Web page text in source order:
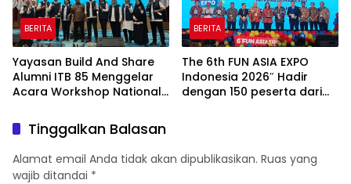
BERITA
Yayasan Build And Share
Alumni ITB 85 Menggelar
Acara Workshop National
2026 & Dibuka Resmi
Pramono Anung (Gubernur
DKI Jakarta)
BERITA
The 6th FUN ASIA EXPO
Indonesia 2026″ Hadir
dengan 150 peserta dari
di Tanah Air
Tinggalkan Balasan
Alamat email Anda tidak akan dipublikasikan. Ruas yang
wajib ditandai *